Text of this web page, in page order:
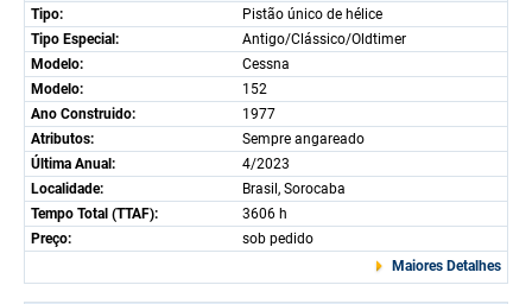
Tipo:
Pistão único de hélice
Tipo Especial:
Antigo/Clássico/Oldtimer
Modelo:
Cessna
Modelo:
152
Ano Construido:
1977
Atributos:
Sempre angareado
Última Anual:
4/2023
Localidade:
Brasil, Sorocaba
Tempo Total (TTAF):
3606 h
Preço:
sob pedido
Maiores Detalhes